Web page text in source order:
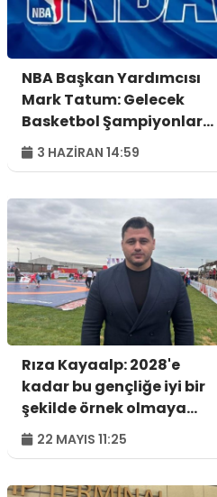
NBA Başkan Yardımcısı
Mark Tatum: Gelecek
Basketbol Şampiyonlar
Ligi sezonunun şampiyonu
NBA Avrupa’ya katılım
3 HAZIRAN 14:59
Rıza Kayaalp: 2028'e
kadar bu gençliğe iyi bir
şekilde örnek olmaya
devam edeceğiz
22 MAYIS 11:25